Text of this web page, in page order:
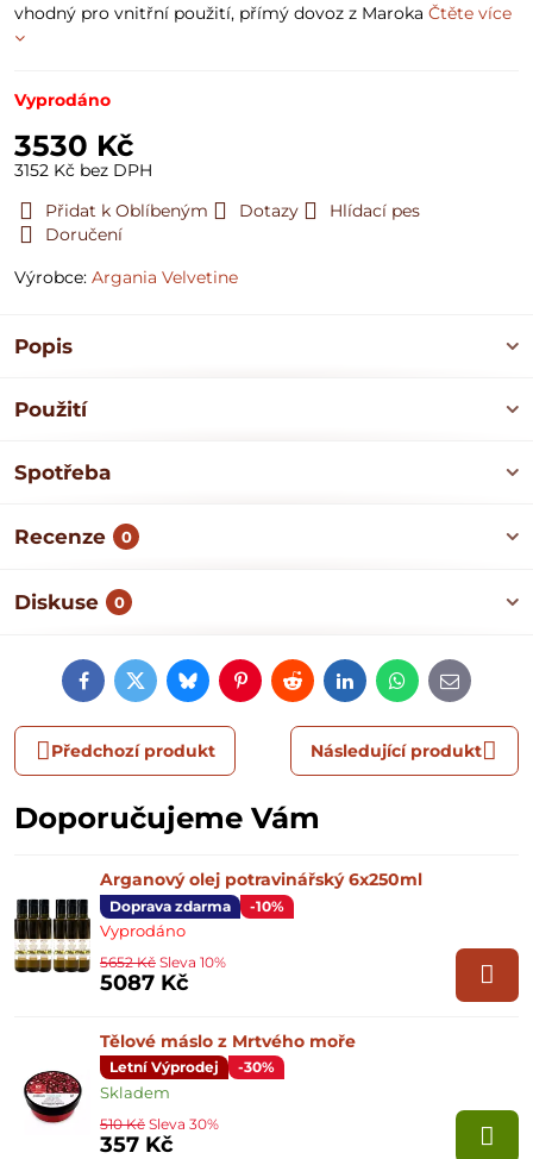
vhodný pro vnitřní použití, přímý dovoz z Maroka Čtěte více
Vyprodáno
3530 Kč
3152 Kč bez DPH
Přidat k Oblíbeným
Dotazy
Hlídací pes
Doručení
Výrobce: Argania Velvetine
Popis
Použití
Spotřeba
Recenze 0
Diskuse 0
FacebookTwitterBlueskyPinterestRedditLinkedInWhatsApp
E-
mail
Předchozí produkt Následující produkt
Doporučujeme Vám
Arganový olej potravinářský 6x250ml
Doprava zdarma -10%
Vyprodáno
5087 Kč
5652 Kč Sleva 10%
Tělové máslo z Mrtvého moře
Letní Výprodej -30%
Skladem
357 Kč
510 Kč Sleva 30%